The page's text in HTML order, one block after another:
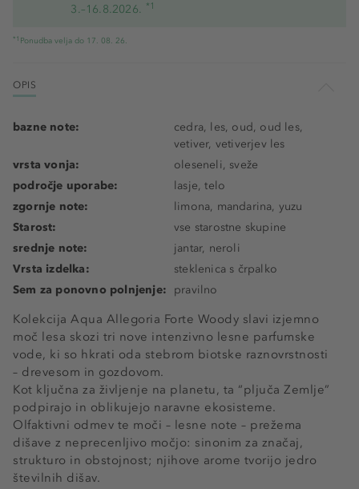
3.–16.8.2026. *1
*1 Ponudba velja do 17. 08. 26.
OPIS
Kolekcija Aqua Allegoria Forte Woody slavi izjemno
moč lesa skozi tri nove intenzivno lesne parfumske
vode, ki so hkrati oda stebrom biotske raznovrstnosti
– drevesom in gozdovom.
Kot ključna za življenje na planetu, ta “pljuča Zemlje”
podpirajo in oblikujejo naravne ekosisteme.
Olfaktivni odmev te moči – lesne note – prežema
dišave z neprecenljivo močjo: sinonim za značaj,
strukturo in obstojnost; njihove arome tvorijo jedro
številnih dišav.
bazne note:
cedra, les, oud, oud les,
vetiver, vetiverjev les
vrsta vonja:
oleseneli, sveže
področje uporabe:
lasje, telo
zgornje note:
limona, mandarina, yuzu
Starost:
vse starostne skupine
srednje note:
jantar, neroli
Vrsta izdelka:
steklenica s črpalko
Sem za ponovno polnjenje:
pravilno